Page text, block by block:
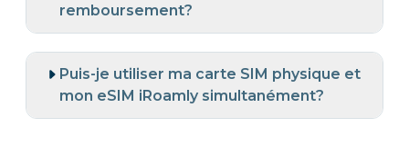
remboursement?
Puis-je utiliser ma carte SIM physique et
mon eSIM iRoamly simultanément?